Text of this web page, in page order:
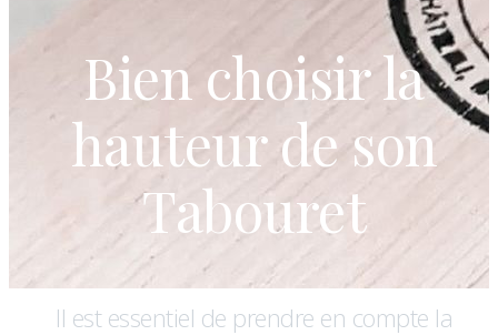
Bien choisir la
hauteur de son
Tabouret
Il est essentiel de prendre en compte la